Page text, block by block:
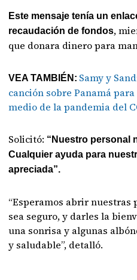
Este mensaje tenía un
recaudación de fondos,
que donara dinero para
VEA TAMBIÉN: Samy y
canción sobre Panamá
medio de la pandemia del
Solicitó: “Nuestro personal
Cualquier ayuda para
apreciada”.
“Esperamos abrir nuestras
sea seguro, y darles la
una sonrisa y algunas
y saludable”, detalló.